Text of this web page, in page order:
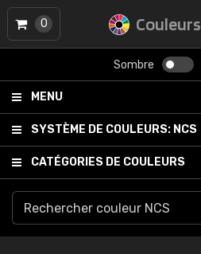
Couleurs
Sombre
MENU
SYSTÈME DE COULEURS: NCS
CATÉGORIES DE COULEURS
0